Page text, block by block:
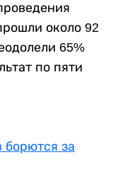
около 92
65%
по пяти
борются за